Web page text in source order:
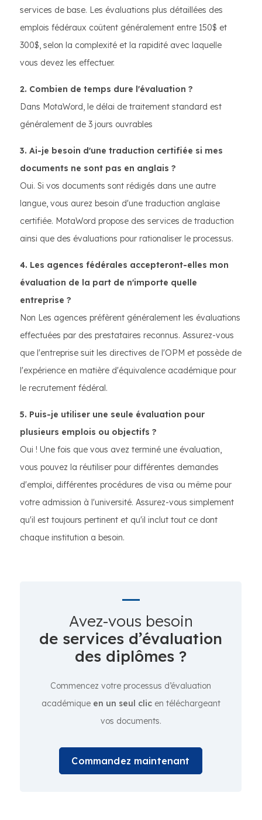
services de base. Les évaluations plus détaillées des
emplois fédéraux coûtent généralement entre 150$ et
300$, selon la complexité et la rapidité avec laquelle
vous devez les effectuer.
2. Combien de temps dure l'évaluation ?
Dans MotaWord, le délai de traitement standard est
généralement de 3 jours ouvrables
3. Ai-je besoin d'une traduction certifiée si mes
documents ne sont pas en anglais ?
Oui. Si vos documents sont rédigés dans une autre
langue, vous aurez besoin d'une traduction anglaise
certifiée. MotaWord propose des services de traduction
ainsi que des évaluations pour rationaliser le processus.
4. Les agences fédérales accepteront-elles mon
évaluation de la part de n'importe quelle
entreprise ?
Non Les agences préfèrent généralement les évaluations
effectuées par des prestataires reconnus. Assurez-vous
que l'entreprise suit les directives de l'OPM et possède de
l'expérience en matière d'équivalence académique pour
le recrutement fédéral.
5. Puis-je utiliser une seule évaluation pour
plusieurs emplois ou objectifs ?
Oui ! Une fois que vous avez terminé une évaluation,
vous pouvez la réutiliser pour différentes demandes
d'emploi, différentes procédures de visa ou même pour
votre admission à l'université. Assurez-vous simplement
qu'il est toujours pertinent et qu'il inclut tout ce dont
chaque institution a besoin.
Avez-vous besoin
de services d’évaluation
des diplômes ?
Commencez votre processus d’évaluation
académiqueen un seul clicen téléchargeant
vos documents.
Commandez maintenant